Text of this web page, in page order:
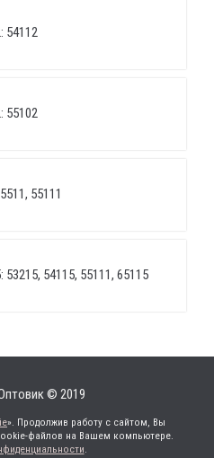
54112
55102
55111
54115, 55111, 65115
© 2019
». Продолжив работу с сайтом, Вы
файлов на Вашем компьютере.
.